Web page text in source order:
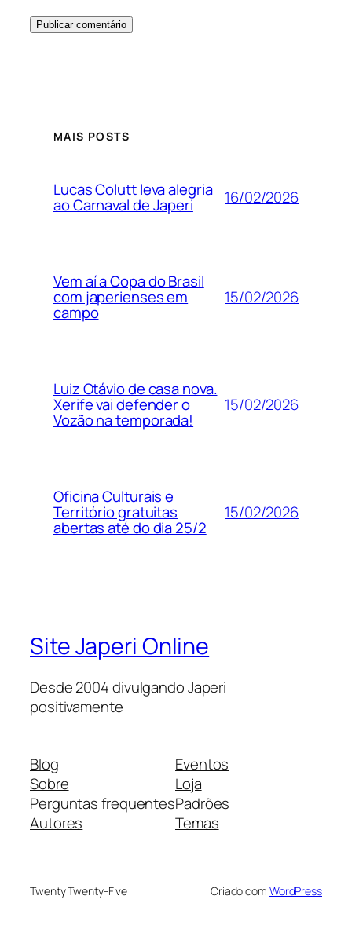
MAIS POSTS
Lucas Colutt leva alegria
ao Carnaval de Japeri 16/02/2026
Vem aí a Copa do Brasil
com japerienses em
campo
15/02/2026
Luiz Otávio de casa nova.
Xerife vai defender o
Vozão na temporada!
15/02/2026
Oficina Culturais e
Território gratuitas
abertas até do dia 25/2
15/02/2026
Site Japeri Online
Desde 2004 divulgando Japeri
positivamente
Blog
Sobre
Perguntas frequentes
Autores
Eventos
Loja
Padrões
Temas
Twenty Twenty-Five Criado com WordPress